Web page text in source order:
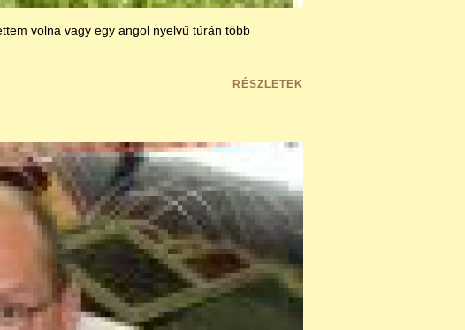
volna vagy egy angol nyelvű túrán több
RÉSZLETEK